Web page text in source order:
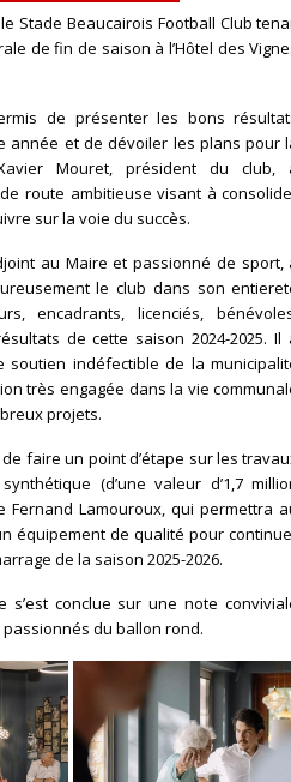
Stade Beaucairois Football Club
de fin de saison à l’Hôtel des
de présenter les bons
année et de dévoiler les plans pour
Mouret, président du club,
route ambitieuse visant à
sur la voie du succès.
au Maire et passionné de sport,
le club dans son
encadrants, licenciés,
de cette saison 2024-2025. Il
soutien indéfectible de la
très engagée dans la vie
projets.
de faire un point d’étape sur les
(d’une valeur d’1,7
Fernand Lamouroux, qui permettra
équipement de qualité pour
de la saison 2025-2026.
s’est conclue sur une note
du ballon rond.